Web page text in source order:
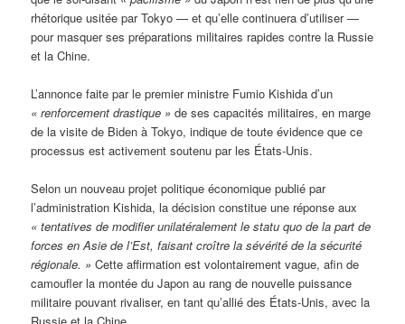
rhétorique usitée par Tokyo — et qu’elle continuera d’utiliser —
pour masquer ses préparations militaires rapides contre la Russie
et la Chine.
L’annonce faite par le premier ministre Fumio Kishida d’un
« renforcement drastique » de ses capacités militaires, en marge
de la visite de Biden à Tokyo, indique de toute évidence que ce
processus est activement soutenu par les États-Unis.
Selon un nouveau projet politique économique publié par
l’administration Kishida, la décision constitue une réponse aux
« tentatives de modifier unilatéralement le statu quo de la part de
forces en Asie de l’Est, faisant croître la sévérité de la sécurité
régionale. » Cette affirmation est volontairement vague, afin de
camoufler la montée du Japon au rang de nouvelle puissance
militaire pouvant rivaliser, en tant qu’allié des États-Unis, avec la